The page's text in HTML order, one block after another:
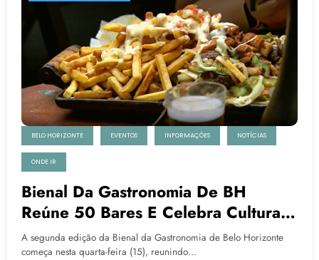
BELO HORIZONTE EVENTOS INFORMAÇÕES NOTÍCIAS
ONDE IR
Bienal Da Gastronomia De BH
Reúne 50 Bares E Celebra Cultura E
Tradição Culinária Mineira
A segunda edição da Bienal da Gastronomia de Belo Horizonte
começa nesta quarta-feira (15), reunindo…